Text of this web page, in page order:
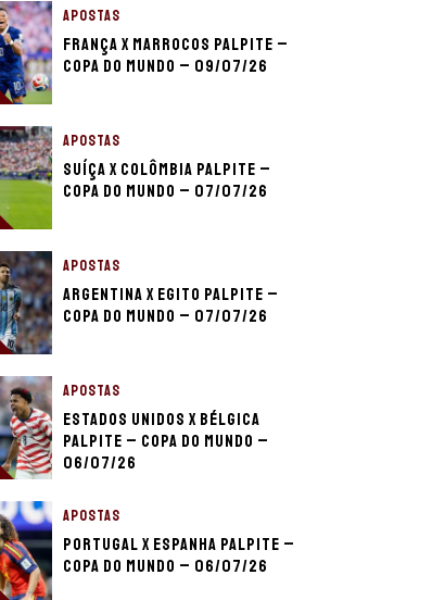
APOSTAS
França x Marrocos palpite –
Copa do Mundo – 09/07/26
APOSTAS
Suíça x Colômbia palpite –
Copa do Mundo – 07/07/26
APOSTAS
Argentina x Egito palpite –
Copa do Mundo – 07/07/26
APOSTAS
Estados Unidos x Bélgica
palpite – Copa do Mundo –
06/07/26
APOSTAS
Portugal x Espanha palpite –
Copa do Mundo – 06/07/26